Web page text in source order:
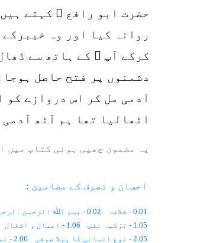
حضرت ابو رافع ؓ کہتے
روانہ کیا اور وہ
کرکے آپ ؓ کے ہاتھ سے
دشمنوں پر فتح حاصل
آدمی مل کر اس دروازے
اٹھالیا تھا ہم آٹھ
یہ مضمون چھپی ہوئی کتاب میں
احسان و تصوف کے مضامین :
0.01 - خلاصہ 0.02 - بسم اﷲ الرحمن الرحیم
1.05 - تزکیہ نفس
1.06 - اعمال و اشغال
2.05 - نوعِ انسانی کا پہلا صوفی
2.06 - نماز میں حُضوری